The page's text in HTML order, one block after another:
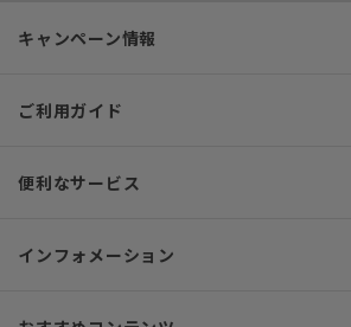
キャンペーン情報
ご利用ガイド
便利なサービス
インフォメーション